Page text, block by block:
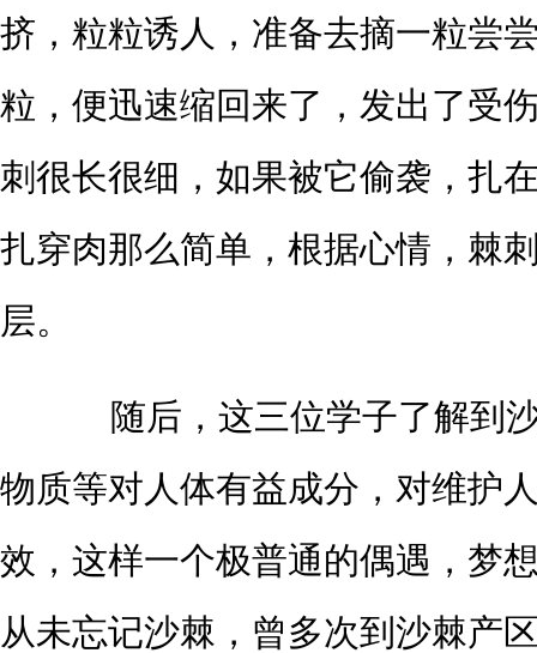
挤，粒粒诱人，准备去摘一粒尝
粒，便迅速缩回来了，发出了受
刺很长很细，如果被它偷袭，扎
扎穿肉那么简单，根据心情，棘
层。
随后，这三位学子了解到沙
物质等对人体有益成分，对维护
效，这样一个极普通的偶遇，梦
从未忘记沙棘，曾多次到沙棘产